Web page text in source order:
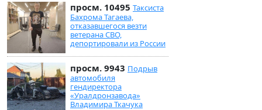
просм. 10495 Таксиста
Бахрома Тагаева,
отказавшегося везти
ветерана СВО,
депортировали из России
просм. 9943 Подрыв
автомобиля
гендиректора
«Уралдронзавода»
Владимира Ткачука